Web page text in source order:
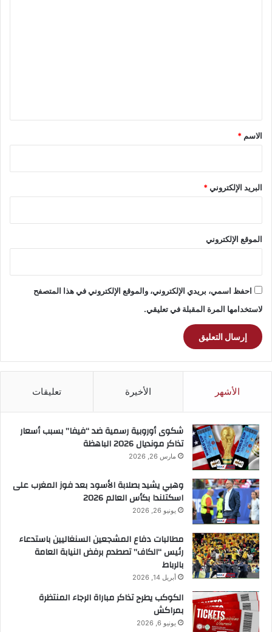
*
الاسم *
البريد الإلكتروني*
الموقع الإلكتروني
احفظ اسمي، بريدي الإلكتروني، والموقع الإلكتروني في هذا المتصفح
لاستخدامها المرة المقبلة في تعليقي.
الأشهر الأخيرة تعليقات
شكوى أوروبية رسمية ضد “فيفا” بسبب أسعار
تذاكر مونديال 2026 الباهظة
مارس 26, 2026
وهبي يشيد بصلابة الأسود بعد فوز المغرب على
اسكتلندا بكأس العالم 2026
يونيو 26, 2026
مطالبات دفاع المشجعين السنغاليين باستدعاء
رئيس “الكاف” تصطدم برفض النيابة العامة
بالرباط
أبريل 14, 2026
الكوكب يطرح تذاكر مباراة الرجاء المنتظرة
بمراكش
يونيو 6, 2026